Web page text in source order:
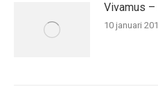
Vivamus
10 januari